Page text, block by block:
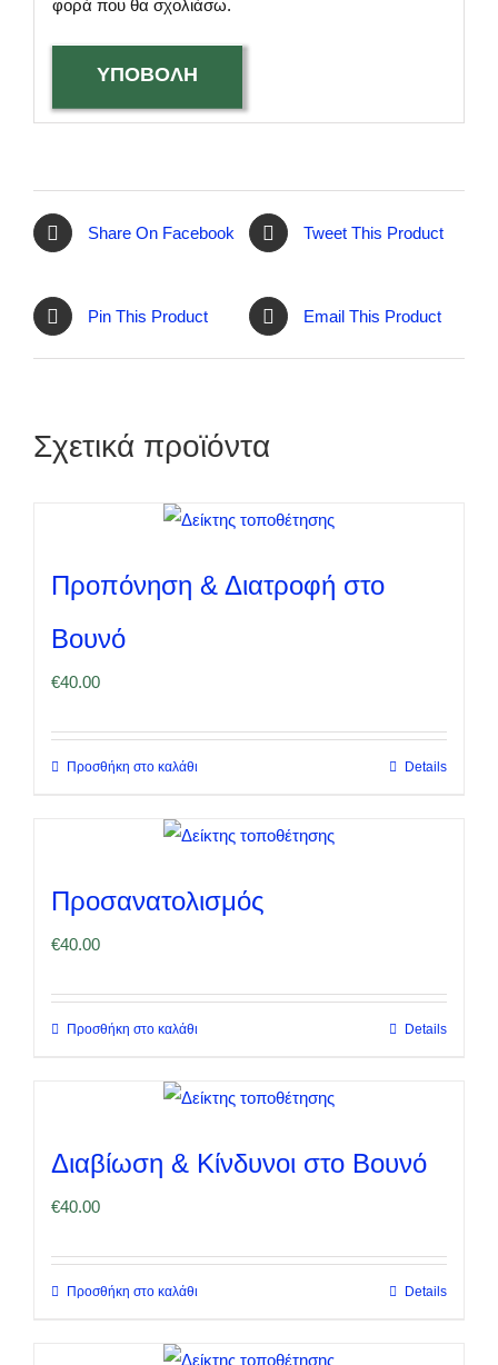
φορά που θα σχολιάσω.
Share On Facebook Tweet This Product
Pin This Product Email This Product
Σχετικά προϊόντα
Προπόνηση & Διατροφή στο
Βουνό
€40.00
Προσθήκη στο καλάθι Details
Προσανατολισμός
€40.00
Προσθήκη στο καλάθι Details
Διαβίωση & Κίνδυνοι στο Βουνό
€40.00
Προσθήκη στο καλάθι Details